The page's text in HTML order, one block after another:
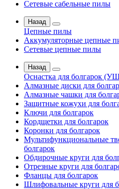
Сетевые сабельные пилы
Назад
Цепные пилы
Аккумуляторные цепные
Сетевые цепные пилы
Назад
Оснастка для болгарок
Алмазные диски для
Алмазные чашки для
Защитные кожухи для
Ключи для болгарок
Кордщетки для болгарок
Коронки для болгарок
Мультифункциональные
болгарок
Обдирочные круги для
Отрезные круги для
Фланцы для болгарок
Шлифовальные круги для